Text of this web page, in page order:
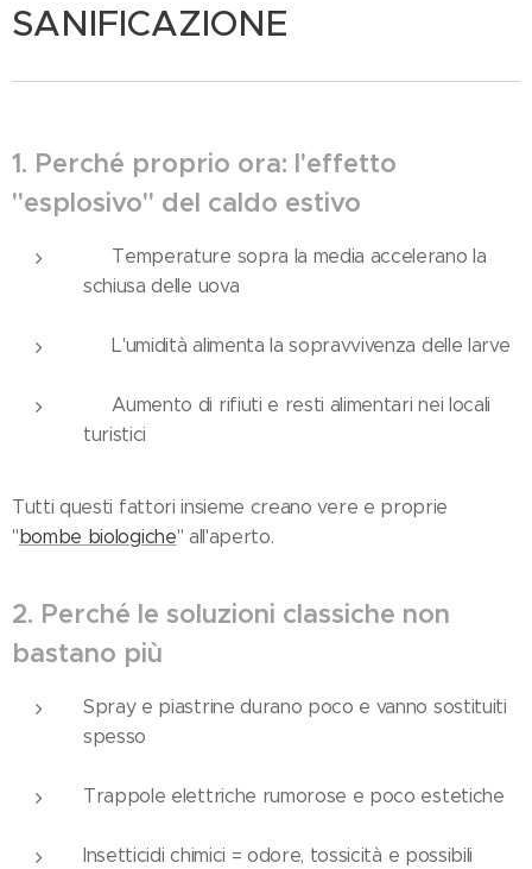
SANIFICAZIONE
1. Perché proprio ora: l'effetto
"esplosivo" del caldo estivo
🌡️ Temperature sopra la media accelerano la
schiusa delle uova
💧 L'umidità alimenta la sopravvivenza delle larve
🗑️ Aumento di rifiuti e resti alimentari nei locali
turistici
Tutti questi fattori insieme creano vere e proprie
" bombe biologiche" all'aperto.
2. Perché le soluzioni classiche non
bastano più
Spray e piastrine durano poco e vanno sostituiti
spesso
Trappole elettriche rumorose e poco estetiche
Insetticidi chimici = odore, tossicità e possibili